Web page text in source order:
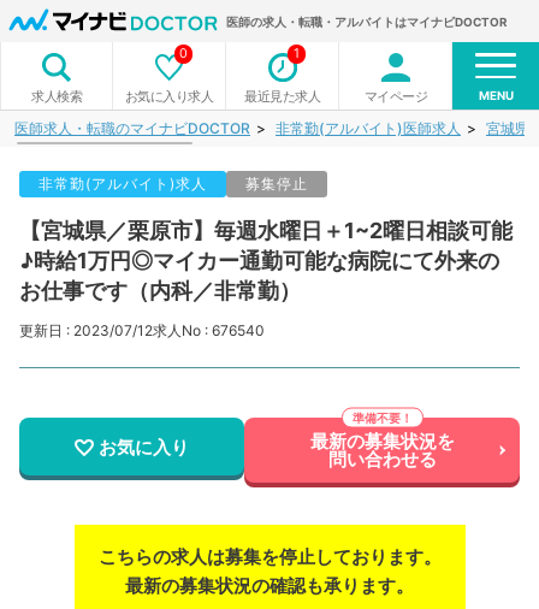
医師の求人・転職・アルバイトはマイナビDOCTOR
求人検索 お気に入り求人
0
最近見た求人
1
マイページ MENU
医師求人・転職のマイナビDOCTOR 非常勤(アルバイト)医師求人 宮城県
非常勤(アルバイト)求人 募集停止
【宮城県／栗原市】毎週水曜日＋1~2曜日相談可能
♪時給1万円◎マイカー通勤可能な病院にて外来の
お仕事です（内科／非常勤）
更新日 : 2023/07/12求人No : 676540
お気に入り 最新の募集状況を
問い合わせる
こちらの求人は募集を停止しております。
最新の募集状況の確認も承ります。